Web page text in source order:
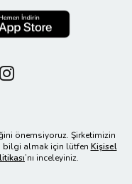
önemsiyoruz. Şirketimizin
bilgi almak için lütfen Kişisel
’nı inceleyiniz.